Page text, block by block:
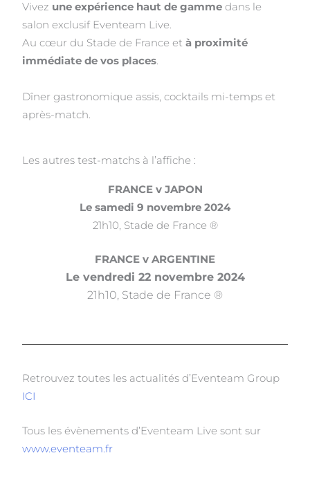
Vivez une expérience haut de gamme dans le
salon exclusif Eventeam Live.
Au cœur du Stade de France età proximité
immédiate de vos places.
Dîner gastronomique assis, cocktails mi-temps et
après-match.
Les autres test-matchs à l’affiche :
FRANCE v JAPON
Le samedi 9 novembre 2024
21h10, Stade de France ®
FRANCE v ARGENTINE
Le vendredi 22 novembre 2024
21h10, Stade de France ®
Retrouvez toutes les actualités d’Eventeam Group
ICI
Tous les évènements d’Eventeam Live sont sur
www.eventeam.fr